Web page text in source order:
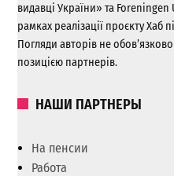
видавці України» та
рамках реалізації проєкту Хаб
Погляди авторів не
позицією партнерів.
НАШИ ПАРТНЕРЫ
На пенсии
Работа